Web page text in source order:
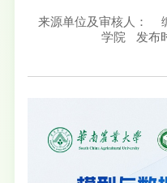
来源单位及审核人：
学院
发布